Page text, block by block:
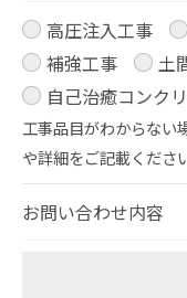
す。
個人情報の開示･
きにつきましては
高圧注入工事
補強工事
土
自己治癒コンク
工事品目がわからない
や詳細をご記載くださ
お問い合わせ内容